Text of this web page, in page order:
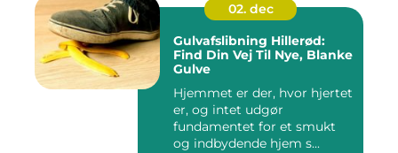
02. dec
Gulvafslibning Hillerød:
Find Din Vej Til Nye, Blanke
Gulve
Hjemmet er der, hvor hjertet
er, og intet udgør
fundamentet for et smukt
og indbydende hjem s...